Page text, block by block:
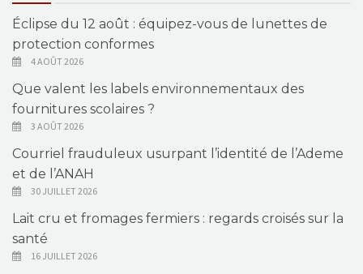
Éclipse du 12 août : équipez-vous de lunettes de
protection conformes
4 AOÛT 2026
Que valent les labels environnementaux des
fournitures scolaires ?
3 AOÛT 2026
Courriel frauduleux usurpant l’identité de l’Ademe
et de l’ANAH
30 JUILLET 2026
Lait cru et fromages fermiers : regards croisés sur la
santé
16 JUILLET 2026